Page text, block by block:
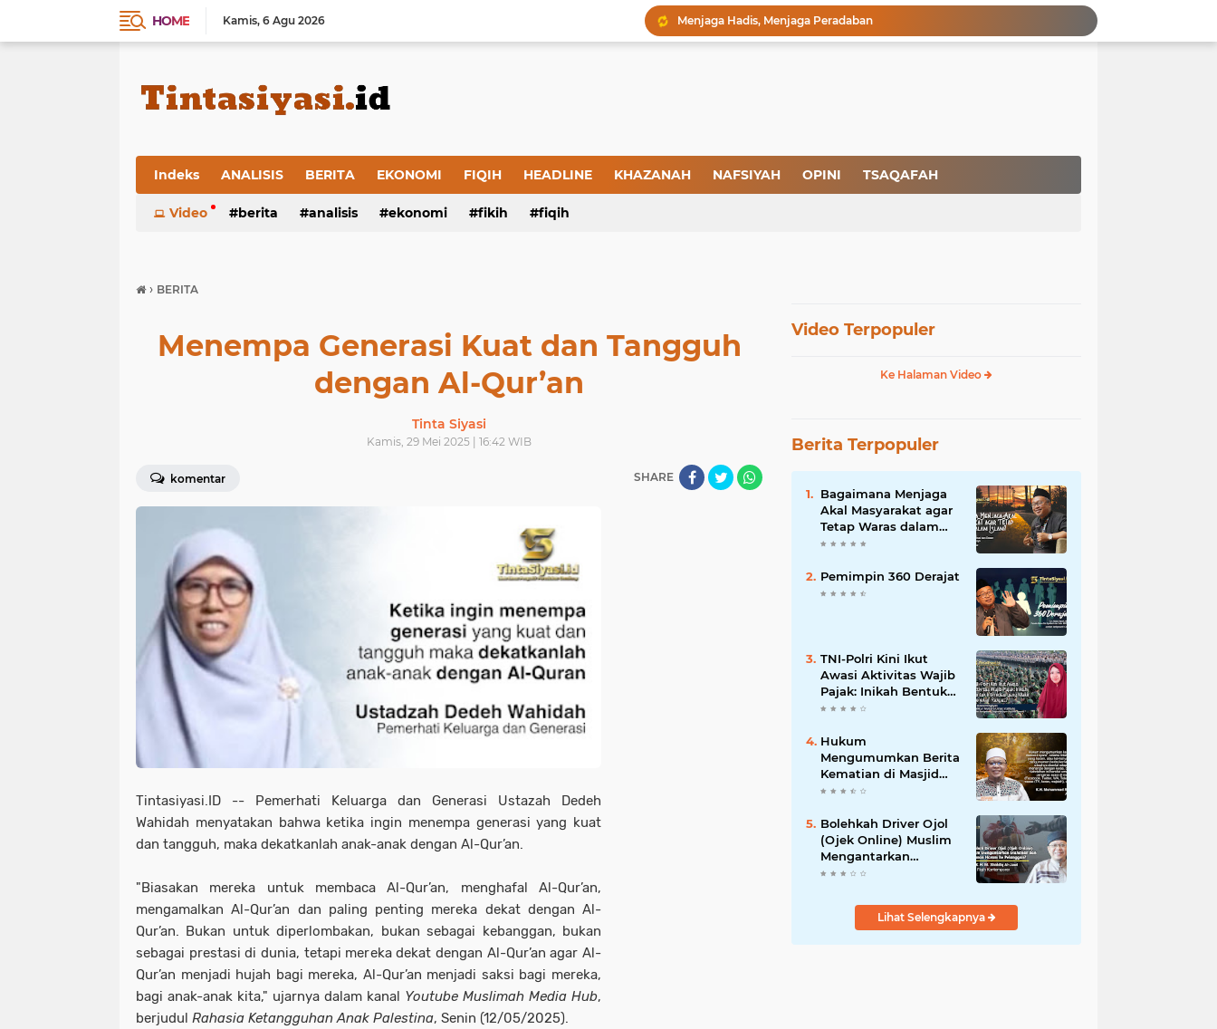
HOME Kamis 6 Agu 2026
Menjaga Hadis, Menjaga Peradaban
Amal yang Kosong dari Ikhlas Bagaikan Jasad Tanpa Ruh
Masuknya Ideologi Asing Berujung pada Rapuhnya Rumah Tangga dan Dangkalnya Pendidikan Islam
Indeks ANALISIS BERITA EKONOMI FIQIH HEADLINE KHAZANAH NAFSIYAH OPINI TSAQAFAH
Video berita analisis ekonomi fikih fiqih
› BERITA
Menempa Generasi Kuat dan Tangguh
dengan Al-Qur’an
Tinta Siyasi
Kamis, 29 Mei 2025 | 16:42 WIB
komentar SHARE
Tintasiyasi.ID -- Pemerhati Keluarga dan Generasi Ustazah Dedeh
Wahidah menyatakan bahwa ketika ingin menempa generasi yang kuat
dan tangguh, maka dekatkanlah anak-anak dengan Al-Qur’an.
"Biasakan mereka untuk membaca Al-Qur’an, menghafal Al-Qur’an,
mengamalkan Al-Qur’an dan paling penting mereka dekat dengan Al-
Qur’an. Bukan untuk diperlombakan, bukan sebagai kebanggan, bukan
sebagai prestasi di dunia, tetapi mereka dekat dengan Al-Qur’an agar Al-
Qur’an menjadi hujah bagi mereka, Al-Qur’an menjadi saksi bagi mereka,
bagi anak-anak kita," ujarnya dalam kanal Youtube Muslimah Media Hub,
berjudul Rahasia Ketangguhan Anak Palestina, Senin (12/05/2025).
Video Terpopuler
Ke Halaman Video
Berita Terpopuler
Bagaimana Menjaga
Akal Masyarakat agar
Tetap Waras dalam
Islam?
Pemimpin 360 Derajat
TNI-Polri Kini Ikut
Awasi Aktivitas Wajib
Pajak: Inikah Bentuk
Intimidasi yang Makin
Hukum
Mengumumkan Berita
Kematian di Masjid
dan Medsos
Bolehkah Driver Ojol
(Ojek Online) Muslim
Mengantarkan
Makanan dan
Pelanggan?
Lihat Selengkapnya